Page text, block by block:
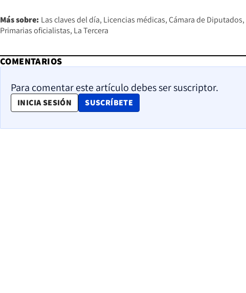
Más sobre: Las claves del día Licencias médicas Cámara de Diputados
Primarias oficialistas La Tercera
COMENTARIOS
Para comentar este artículo debes ser suscriptor.
INICIA SESIÓN SUSCRÍBETE
OPENS IN NEW WINDOW